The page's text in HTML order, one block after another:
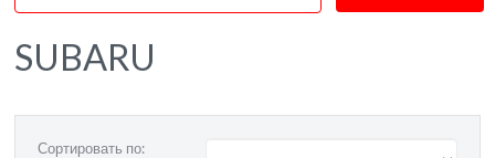
SUBARU
Сортировать по: